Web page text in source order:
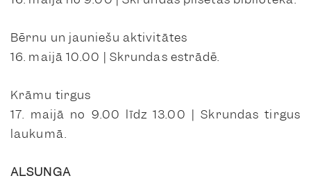
Bērnu un jauniešu aktivitātes
16. maijā 10.00 | Skrundas estrādē.
Krāmu tirgus
17. maijā no 9.00 līdz 13.00 | Skrundas tirgus
laukumā.
ALSUNGA